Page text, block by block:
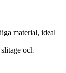
material, ideal
och